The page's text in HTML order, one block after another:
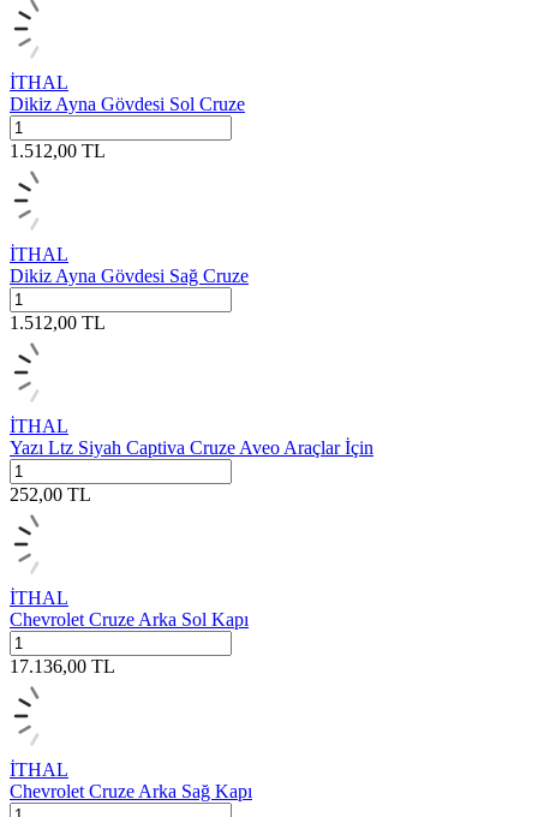
İTHAL
Dikiz Ayna Gövdesi Sol Cruze
1.512,00 TL
İTHAL
Dikiz Ayna Gövdesi Sağ Cruze
1.512,00 TL
İTHAL
Yazı Ltz Siyah Captiva Cruze Aveo Araçlar İçin
252,00 TL
İTHAL
Chevrolet Cruze Arka Sol Kapı
17.136,00 TL
İTHAL
Chevrolet Cruze Arka Sağ Kapı